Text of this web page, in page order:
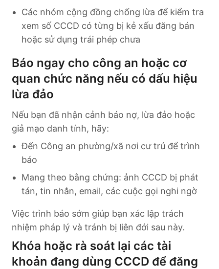
Các nhóm cộng đồng chống lừa để kiểm tra
xem số CCCD có từng bị kẻ xấu đăng bán
hoặc sử dụng trái phép chưa
Báo ngay cho công an hoặc cơ
quan chức năng nếu có dấu hiệu
lừa đảo
Nếu bạn đã nhận cảnh báo nợ, lừa đảo hoặc
giả mạo danh tính, hãy:
Đến Công an phường/xã nơi cư trú để trình
báo
Mang theo bằng chứng: ảnh CCCD bị phát
tán, tin nhắn, email, các cuộc gọi nghi ngờ
Việc trình báo sớm giúp bạn xác lập trách
nhiệm pháp lý và tránh bị liên đới sau này.
Khóa hoặc rà soát lại các tài
khoản đang dùng CCCD để đăng